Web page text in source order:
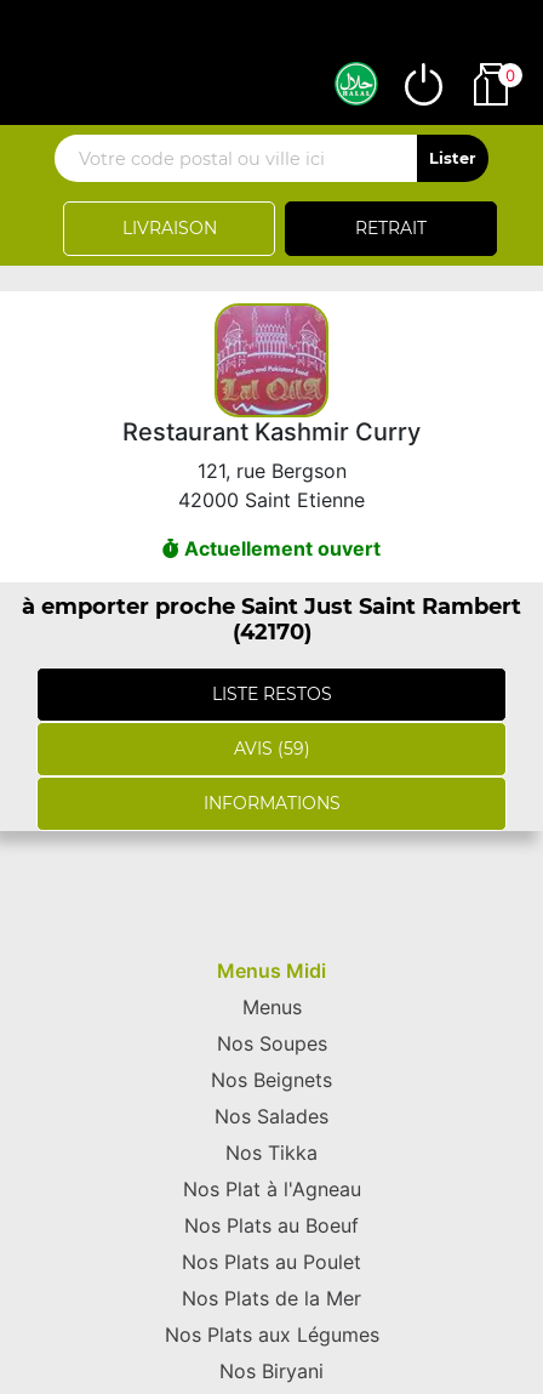
LIVRAISON RETRAIT
0
Restaurant Kashmir Curry
121, rue Bergson
42000 Saint Etienne
Actuellement ouvert
à emporter proche Saint Just Saint Rambert
(42170)
LISTE RESTOS
AVIS (59)
INFORMATIONS
Menus Midi
Menus
Nos Soupes
Nos Beignets
Nos Salades
Nos Tikka
Nos Plat à l'Agneau
Nos Plats au Boeuf
Nos Plats au Poulet
Nos Plats de la Mer
Nos Plats aux Légumes
Nos Biryani